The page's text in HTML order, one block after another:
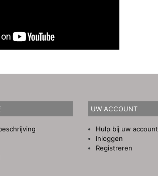
UW ACCOUNT
Hulp bij uw account
Inloggen
Registreren